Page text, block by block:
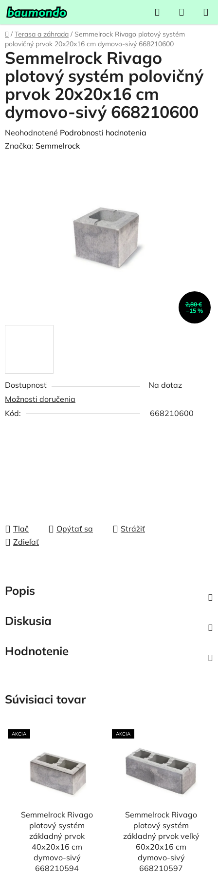
Prejsť
na
obsah
Hľadať
KOŠÍK
Domov
/ Terasa a záhrada / Semmelrock Rivago plotový systém
polovičný prvok 20x20x16 cm dymovo-sivý 668210600
Dostupnosť
Na dotaz
Možnosti doručenia
Kód:
668210600
Tlač Opýtať sa
Strážiť
Zdieľať
Semmelrock Rivago
plotový systém polovičný
prvok 20x20x16 cm
dymovo-sivý 668210600
Priemerné
hodnotenie
Neohodnotené Podrobnosti hodnotenia
Značka: Semmelrock
2,80 €
–15 %
Popis
Diskusia
Hodnotenie
Súvisiaci tovar
AKCIA
Semmelrock Rivago
plotový systém
základný prvok
40x20x16 cm
dymovo-sivý
668210594
AKCIA
Semmelrock Rivago
plotový systém
základný prvok veľký
60x20x16 cm
dymovo-sivý
668210597